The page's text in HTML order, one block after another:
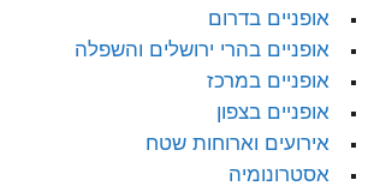
אופניים בדרום
אופניים בהרי ירושלים והשפלה
אופניים במרכז
אופניים בצפון
אירועים וארוחות שטח
אסטרונומיה